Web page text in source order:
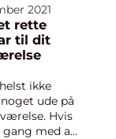
hvilket
døren er
forhold til, at
skal holde i
stor
2021
rette
til dit
ikke
ude på
Hvis
gang med at